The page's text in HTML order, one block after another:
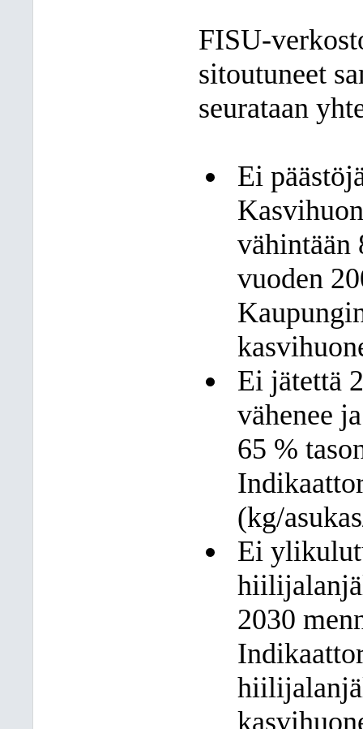
FISU-
sitoutuneet
seurataan
Ei
vähintään
vuoden
Ei jätettä
vähenee
65 %
(kg/
Ei
2030